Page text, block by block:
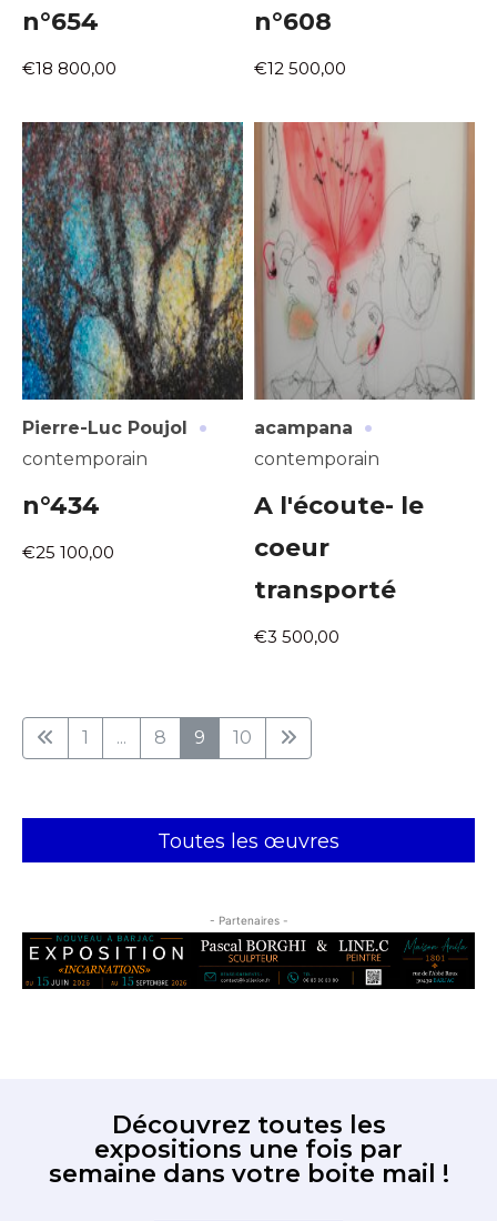
n°654
€18 800,00
n°608
€12 500,00
Pierre-Luc Poujol ·
contemporain
n°434
€25 100,00
acampana ·
contemporain
A l'écoute- le
coeur
transporté
€3 500,00
1 ... 8 9 10
Toutes les œuvres
- Partenaires -
Découvrez toutes les
expositions une fois par
semaine dans votre boite mail !